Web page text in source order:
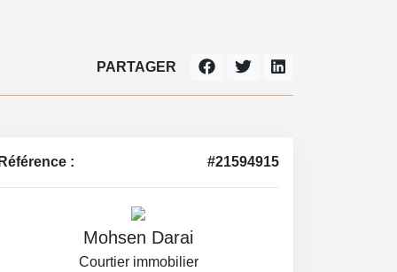
PARTAGER
Référence : #21594915
Mohsen Darai
Courtier immobilier